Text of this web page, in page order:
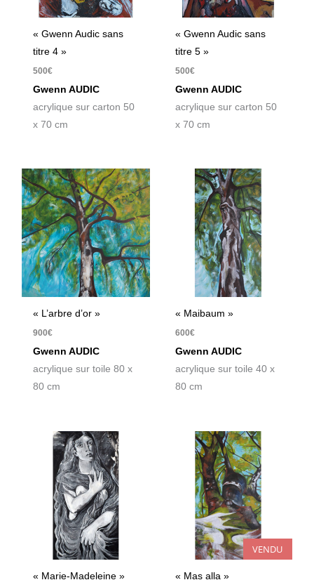
« Gwenn Audic sans
titre 4 »
500€
Gwenn AUDIC
acrylique sur carton 50
x 70 cm
« Gwenn Audic sans
titre 5 »
500€
Gwenn AUDIC
acrylique sur carton 50
x 70 cm
« L’arbre d’or »
900€
Gwenn AUDIC
acrylique sur toile 80 x
80 cm
« Maibaum »
600€
Gwenn AUDIC
acrylique sur toile 40 x
80 cm
« Marie-Madeleine »
VENDU
« Mas alla »